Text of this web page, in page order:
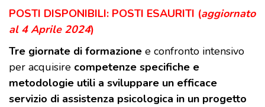
POSTI DISPONIBILI: POSTI ESAURITI (aggiornato
al 4 Aprile 2024)
Tre giornate di formazione e confronto intensivo
per acquisire competenze specifiche e
metodologie utili a sviluppare un efficace
servizio di assistenza psicologica in un progetto